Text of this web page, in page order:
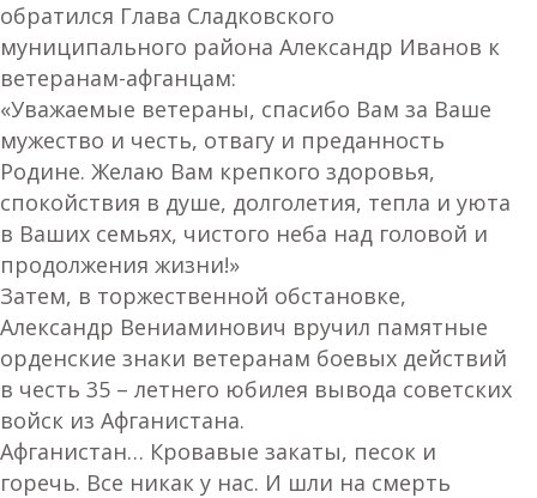
обратился Глава Сладковского
муниципального района Александр Иванов к
ветеранам-афганцам:
«Уважаемые ветераны, спасибо Вам за Ваше
мужество и честь, отвагу и преданность
Родине. Желаю Вам крепкого здоровья,
спокойствия в душе, долголетия, тепла и уюта
в Ваших семьях, чистого неба над головой и
продолжения жизни!»
Затем, в торжественной обстановке,
Александр Вениаминович вручил памятные
орденские знаки ветеранам боевых действий
в честь 35 – летнего юбилея вывода советских
войск из Афганистана.
Афганистан… Кровавые закаты, песок и
горечь. Все никак у нас. И шли на смерть